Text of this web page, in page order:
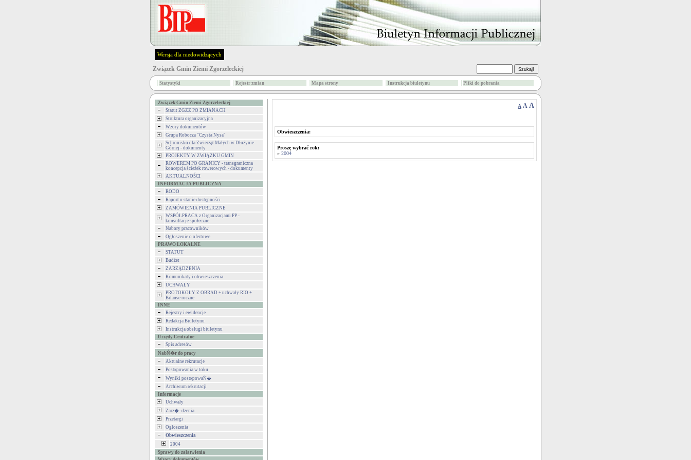
Wersja dla niedowidzących
Związek Gmin Ziemi Zgorzeleckiej
Statystyki Rejestr zmian Mapa strony Instrukcja biuletynu Pliki do pobrania
Związek Gmin Ziemi Zgorzeleckiej
Statut ZGZZ PO ZMIANACH
Struktura organizacyjna
Wzory dokumentów
Grupa Robocza "Czysta Nysa"
Schronisko dla Zwierząt Małych w Dłużynie
Górnej - dokumenty
PROJEKTY W ZWIĄZKU GMIN
ROWEREM PO GRANICY - transgraniczna
koncepcja ścieżek rowerowych - dokumenty
AKTUALNOŚCI
INFORMACJA PUBLICZNA
RODO
Raport o stanie dostępności
ZAMÓWIENIA PUBLICZNE
WSPÓŁPRACA z Organizacjami PP -
konsultacje społeczne
Nabory pracowników
Ogłoszenie o ofertowe
PRAWO LOKALNE
STATUT
Budżet
ZARZĄDZENIA
Komunikaty i obwieszczenia
UCHWAŁY
PROTOKOŁY Z OBRAD + uchwały RIO +
Bilanse roczne
INNE
Rejestry i ewidencje
Redakcja Biuletynu
Instrukcja obsługi biuletynu
Urzędy Centralne
Spis adresów
NabŃ�r do pracy
Aktualne rekrutacje
Postкpowania w toku
Wyniki postкpowaŃ�
Archiwum rekrutacji
Informacje
Uchwały
Zarz�–dzenia
Przetargi
Ogłoszenia
Obwieszczenia
2004
Sprawy do załatwienia
A A A
Obwieszczenia:
Proszę wybrać rok:
» 2004